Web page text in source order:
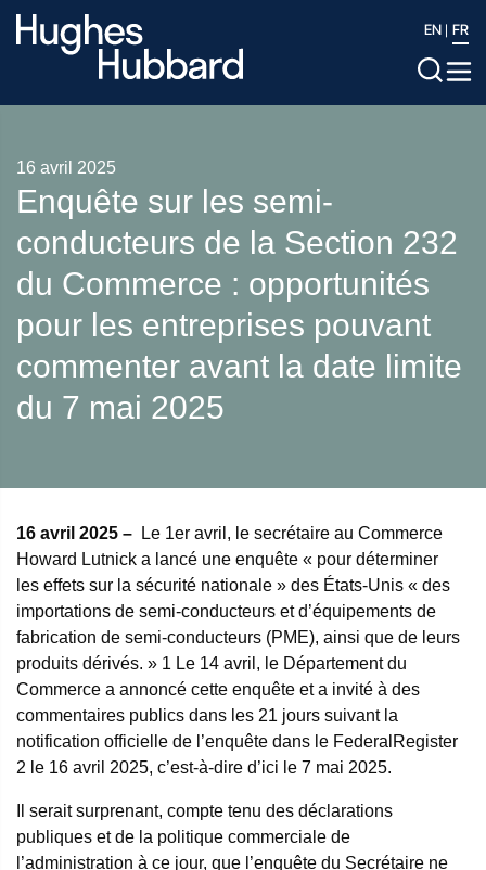
EN FR
16 avril 2025
Enquête sur les semi-
conducteurs de la Section 232
du Commerce : opportunités
pour les entreprises pouvant
commenter avant la date limite
du 7 mai 2025
16 avril 2025 –
Le 1er avril, le secrétaire au Commerce
Howard Lutnick a lancé une enquête « pour déterminer
les effets sur la sécurité nationale » des États-Unis « des
importations de semi-conducteurs et d’équipements de
fabrication de semi-conducteurs (PME), ainsi que de leurs
produits dérivés. » 1 Le 14 avril, le Département du
Commerce a annoncé cette enquête et a invité à des
commentaires publics dans les 21 jours suivant la
notification officielle de l’enquête dans le Federal Register
2 le 16 avril 2025, c’est-à-dire d’ici le 7 mai 2025.
Il serait surprenant, compte tenu des déclarations
publiques et de la politique commerciale de
l’administration à ce jour, que l’enquête du Secrétaire ne